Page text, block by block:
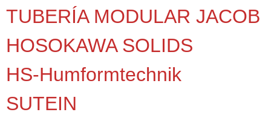
TUBERÍA MODULAR JACOB
HOSOKAWA SOLIDS
HS-Humformtechnik
SUTEIN